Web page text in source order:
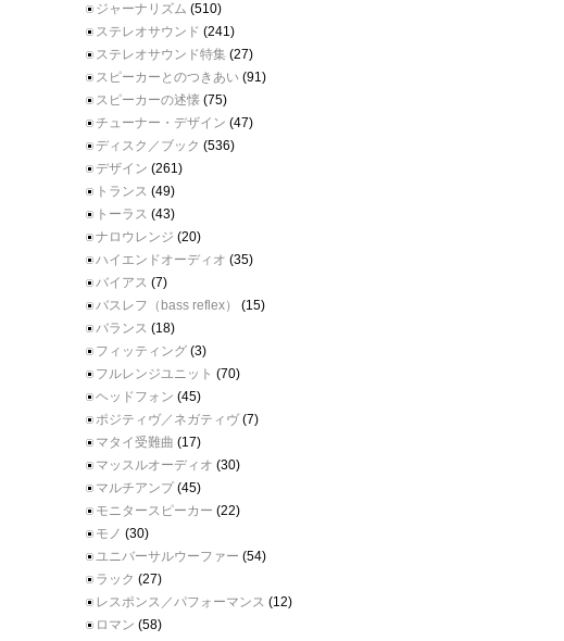
ジャーナリズム (510)
ステレオサウンド (241)
ステレオサウンド特集 (27)
スピーカーとのつきあい (91)
スピーカーの述懐 (75)
チューナー・デザイン (47)
ディスク／ブック (536)
デザイン (261)
トランス (49)
トーラス (43)
ナロウレンジ (20)
ハイエンドオーディオ (35)
バイアス (7)
バスレフ（bass reflex）
(15)
バランス (18)
フィッティング (3)
フルレンジユニット (70)
ヘッドフォン (45)
ポジティヴ／ネガティヴ(7)
マタイ受難曲 (17)
マッスルオーディオ (30)
マルチアンプ (45)
モニタースピーカー (22)
モノ (30)
ユニバーサルウーファー (54)
ラック (27)
レスポンス／パフォーマンス (12)
ロマン (58)